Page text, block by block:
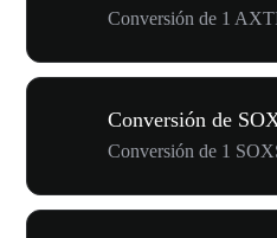
Conversión de 1
Conversión de
Conversión de 1